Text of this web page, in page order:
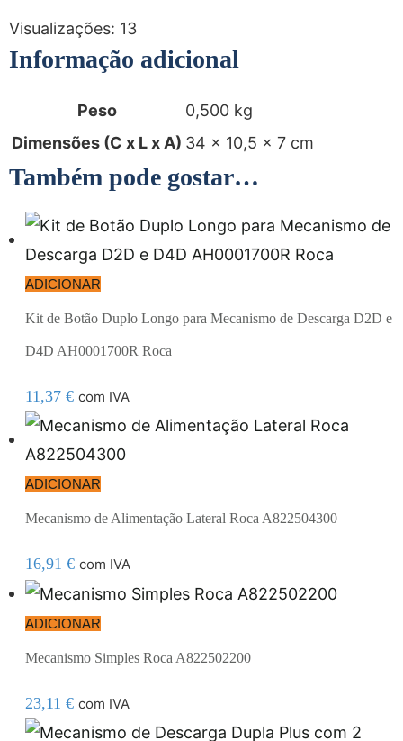
Visualizações: 13
Informação adicional
Peso
0,500 kg
Dimensões (C x L x A) 34 × 10,5 × 7 cm
Também pode gostar…
ADICIONAR
Kit de Botão Duplo Longo para Mecanismo de Descarga D2D e
D4D AH0001700R Roca
11,37 € com IVA
ADICIONAR
Mecanismo de Alimentação Lateral Roca A822504300
16,91 € com IVA
ADICIONAR
Mecanismo Simples Roca A822502200
23,11 € com IVA